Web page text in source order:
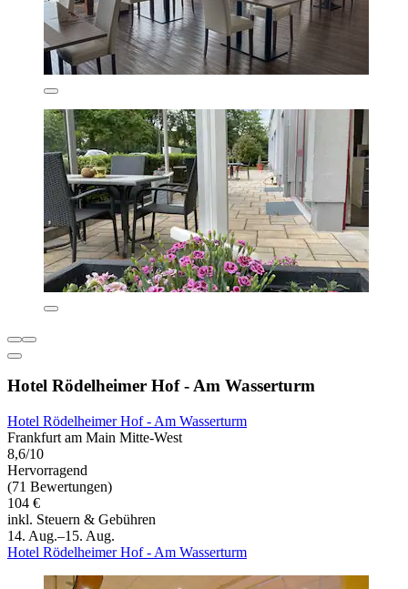
Hotel Rödelheimer Hof - Am Wasserturm
Hotel Rödelheimer Hof - Am Wasserturm
Frankfurt am Main Mitte-West
8,6/10
Hervorragend
(71 Bewertungen)
104 €
inkl. Steuern & Gebühren
14. Aug.–15. Aug.
Hotel Rödelheimer Hof - Am Wasserturm